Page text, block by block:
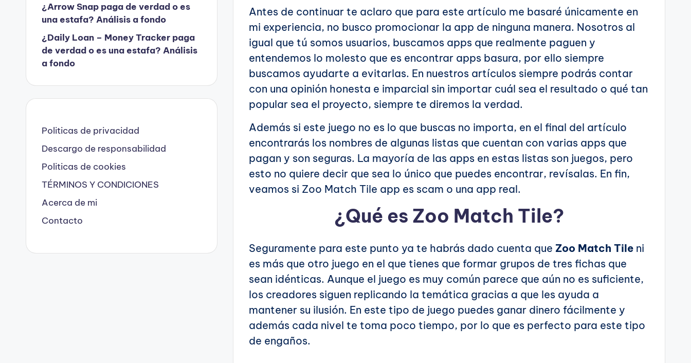
Antes de continuar te aclaro que para este artículo me basaré únicamente en
mi experiencia, no busco promocionar la app de ninguna manera. Nosotros al
igual que tú somos usuarios, buscamos apps que realmente paguen y
entendemos lo molesto que es encontrar apps basura, por ello siempre
buscamos ayudarte a evitarlas. En nuestros artículos siempre podrás contar
con una opinión honesta e imparcial sin importar cuál sea el resultado o qué tan
popular sea el proyecto, siempre te diremos la verdad.
Además si este juego no es lo que buscas no importa, en el final del artículo
encontrarás los nombres de algunas listas que cuentan con varias apps que
pagan y son seguras. La mayoría de las apps en estas listas son juegos, pero
esto no quiere decir que sea lo único que puedes encontrar, revísalas. En fin,
veamos si Zoo Match Tile app es scam o una app real.
¿Qué es Zoo Match Tile?
Seguramente para este punto ya te habrás dado cuenta que Zoo Match Tile ni
es más que otro juego en el que tienes que formar grupos de tres fichas que
sean idénticas. Aunque el juego es muy común parece que aún no es suficiente,
los creadores siguen replicando la temática gracias a que les ayuda a
mantener su ilusión. En este tipo de juego puedes ganar dinero fácilmente y
además cada nivel te toma poco tiempo, por lo que es perfecto para este tipo
de engaños.
¿Arrow Snap paga de verdad o es
una estafa? Análisis a fondo
¿Daily Loan – Money Tracker paga
de verdad o es una estafa? Análisis
a fondo
Politicas de privacidad
Descargo de responsabilidad
Politicas de cookies
TÉRMINOS Y CONDICIONES
Acerca de mi
Contacto